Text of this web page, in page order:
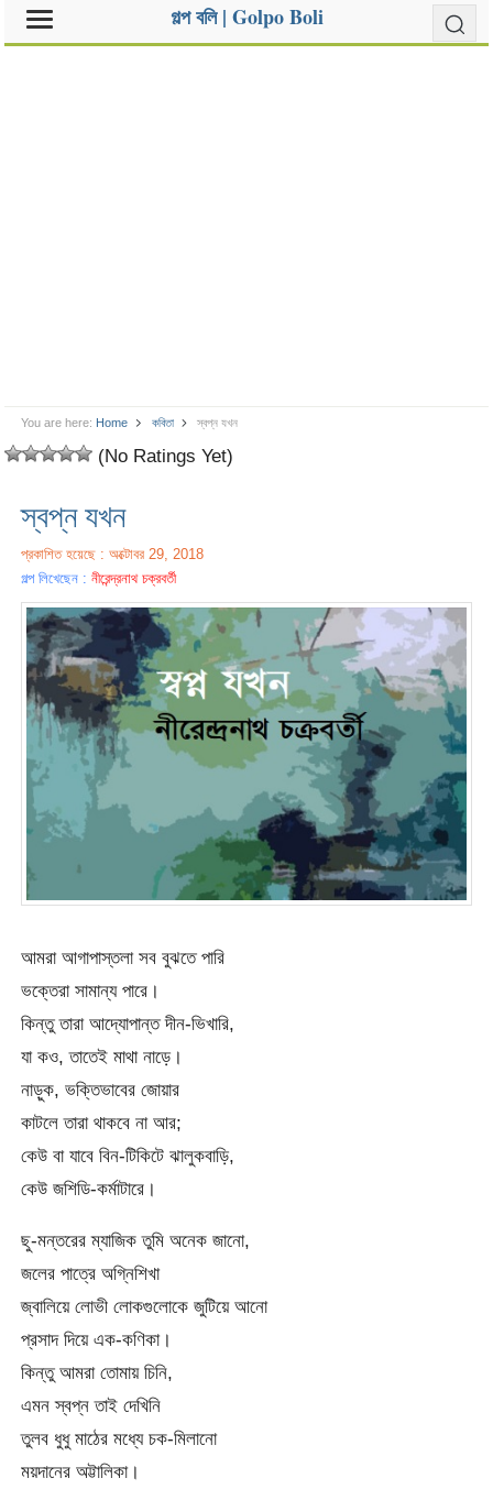
গল্প বলি | Golpo Boli
You are here: Home কবিতা স্বপ্ন যখন
(No Ratings Yet)
স্বপ্ন যখন
প্রকাশিত হয়েছে : অক্টোবর 29, 2018
গল্প লিখেছেন :নীরেন্দ্রনাথ চক্রবর্তী
আমরা আগাপাস্তলা সব বুঝতে পারি
ভক্তেরা সামান্য পারে।
কিন্তু তারা আদ্যোপান্ত দীন-ভিখারি,
যা কও, তাতেই মাথা নাড়ে।
নাড়ুক, ভক্তিভাবের জোয়ার
কাটলে তারা থাকবে না আর;
কেউ বা যাবে বিন-টিকিটে ঝালুকবাড়ি,
কেউ জশিডি-কর্মাটারে।
ছু-মন্তরের ম্যাজিক তুমি অনেক জানো,
জলের পাত্রে অগ্নিশিখা
জ্বালিয়ে লোভী লোকগুলোকে জুটিয়ে আনো
প্রসাদ দিয়ে এক-কণিকা।
কিন্তু আমরা তোমায় চিনি,
এমন স্বপ্ন তাই দেখিনি
তুলব ধুধু মাঠের মধ্যে চক-মিলানো
ময়দানের অট্টালিকা।